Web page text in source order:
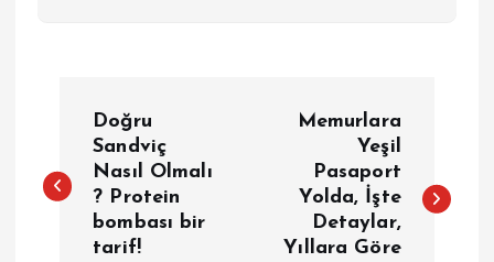
z
Doğru
Sandviç
Nasıl Olmalı
? Protein
bombası bir
tarif!
Memurlara
Yeşil
Pasaport
Yolda, İşte
Detaylar,
Yıllara Göre